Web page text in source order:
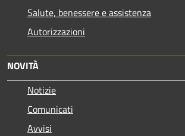
Salute, benessere e assistenza
Autorizzazioni
NOVITÀ
Notizie
Comunicati
Avvisi